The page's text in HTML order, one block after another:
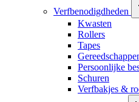
Verfbenodigdheden
Kwasten
Rollers
Tapes
Persoonlijke
Schuren
Verfbakjes &